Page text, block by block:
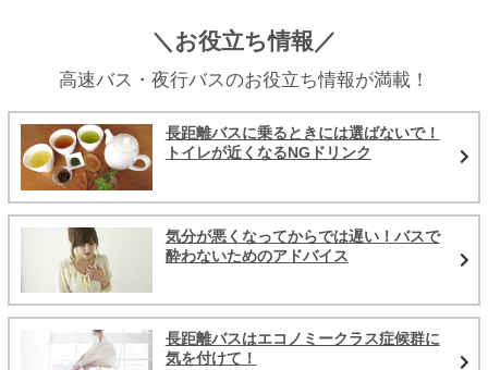
＼お役立ち情報／
高速バス・夜行バスのお役立ち情報が満載！
長距離バスに乗るときには選ばないで！
トイレが近くなるNGドリンク
気分が悪くなってからでは遅い！バスで
酔わないためのアドバイス
長距離バスはエコノミークラス症候群に
気を付けて！